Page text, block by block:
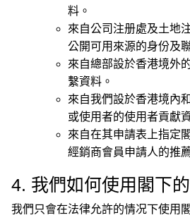
料。
來自公司注册處及土地
公開可用來源的身份及
來自總部設於香港境外
繫資料。
來自我們設於香港境內
或使用者的使用者貢獻
來自在其申請表上指定
經銷商會員申請人的推
4. 我們如何使用閣下
我們只會在法律允許的情况下使用